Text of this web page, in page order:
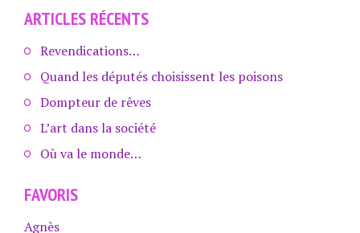
ARTICLES RÉCENTS
Revendications…
Quand les députés choisissent les poisons
Dompteur de rêves
L’art dans la société
Où va le monde…
FAVORIS
Agnès